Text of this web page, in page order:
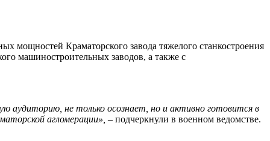
мощностей Краматорского завода тяжелого станкостроения
машиностроительных заводов, а также с
аудиторию, не только осознает, но и активно готовится в
агломерации», – подчеркнули в военном ведомстве.